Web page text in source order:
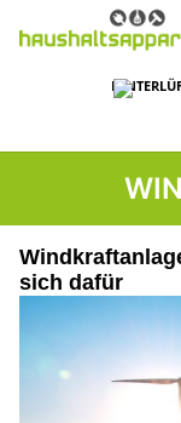
sich dafür